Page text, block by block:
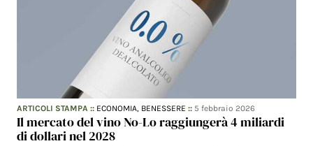
ARTICOLI STAMPA :: ECONOMIA, BENESSERE :: 5 febbraio 2026
Il mercato del vino No-Lo raggiungerà 4 miliardi
di dollari nel 2028